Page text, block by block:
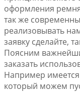
оформления
так же
реализовывать
заявку сделайте,
Поясним
заказать
Например
который можем